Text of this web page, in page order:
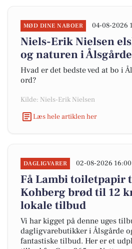
MØD DINE NABOER 04-08-2026
Niels-Erik Nielsen
og naturen i Ålsgårde
Hvad er det bedste ved at bo i
ord?
Kilde: Niels-Erik Nielsen
Læs hele artiklen her
DAGLIGVARER 02-08-2026 16:00
Få Lambi toiletpapir
Kohberg brød til 12
lokale tilbud
Vi har kigget på denne uges
dagligvarebutikker i Ålsgårde
fantastiske tilbud. Her er et